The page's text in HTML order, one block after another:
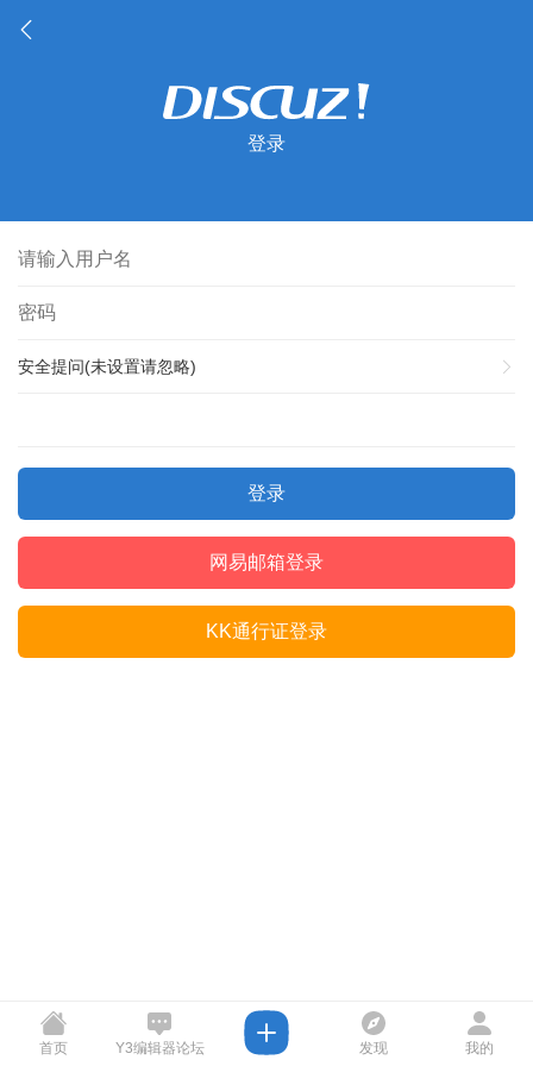
登录
安全提问(未设置请忽略)
登录
网易邮箱登录
KK通行证登录
首页 Y3编辑器论坛 发现 我的